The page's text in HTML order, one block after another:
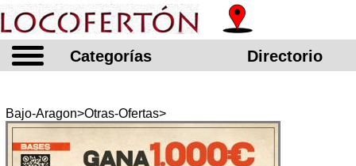
Categorías Directorio
Bajo-Aragon>Otras-Ofertas>